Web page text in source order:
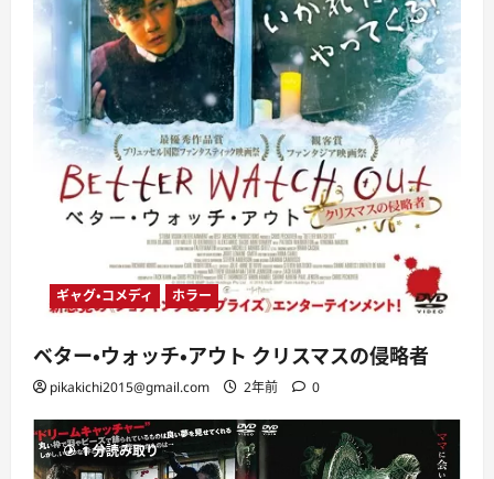
ギャグ・コメディ ホラー
ベター・ウォッチ・アウト クリスマスの侵略者
pikakichi2015@gmail.com 2年前 0
1 分読み取り